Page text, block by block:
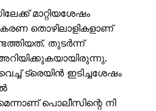
മാറ്റിയശേഷം
തൊഴിലാളികളാണ്
തുടർന്ന്
ട്രെയിൻ ഇടിച്ചശേഷം
പൊലീസിന്റെ നി​